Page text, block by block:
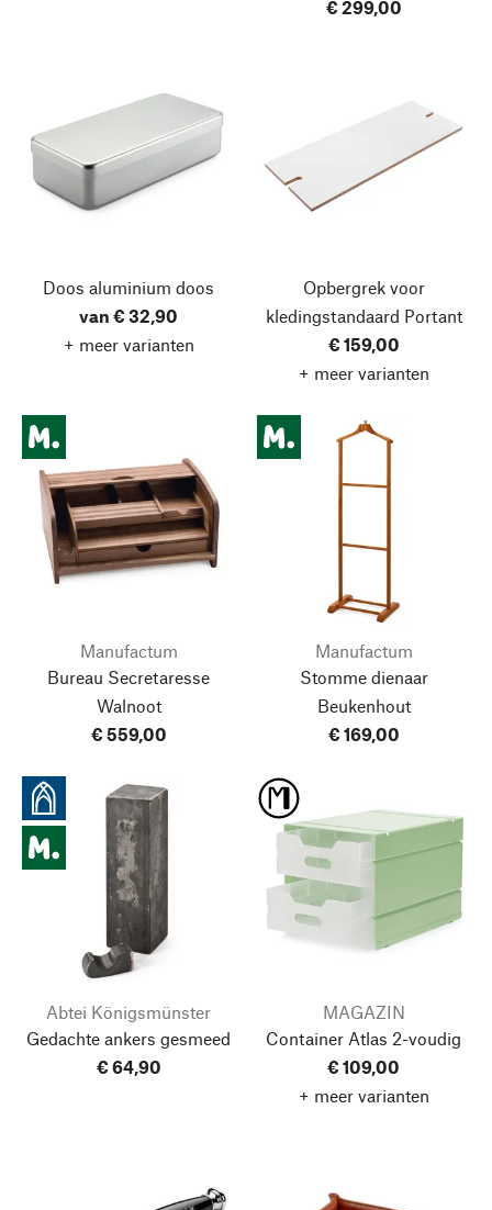
€ 299,00
Doos aluminium doos
van € 32,90
+ meer varianten
Opbergrek voor
kledingstandaard Portant
€ 159,00
+ meer varianten
Manufactum
Bureau Secretaresse
Walnoot
€ 559,00
Manufactum
Stomme dienaar
Beukenhout
€ 169,00
Abtei Königsmünster
Gedachte ankers gesmeed
€ 64,90
MAGAZIN
Container Atlas 2-voudig
€ 109,00
+ meer varianten